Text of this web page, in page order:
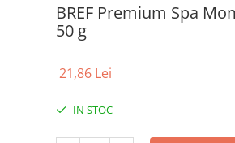
BREF Premium Spa
50 g
21,86 Lei
IN STOC